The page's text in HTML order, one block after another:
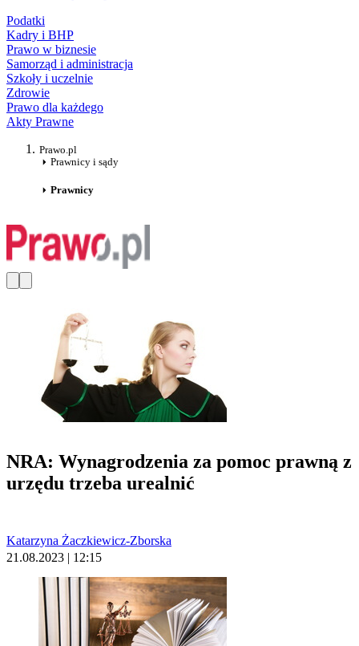
Podatki
Kadry i BHP
Prawo w biznesie
Samorząd i administracja
Szkoły i uczelnie
Zdrowie
Prawo dla każdego
Akty Prawne
Prawo.pl
Prawnicy i sądy
Prawnicy
NRA: Wynagrodzenia za pomoc prawną z
urzędu trzeba urealnić
Katarzyna Żaczkiewicz-Zborska
21.08.2023 | 12:15